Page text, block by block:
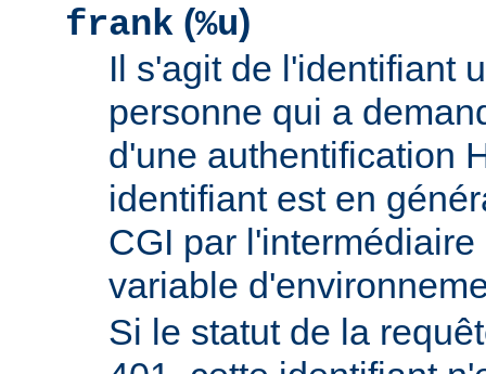
frank (%u)
Il s'agit de l'identifiant
personne qui a
d'une authentification
identifiant est en
CGI par
variable
Si le statut de la